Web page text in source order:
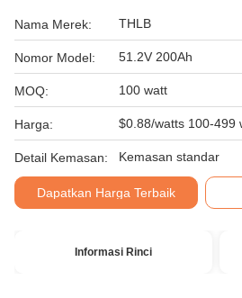
Nama Merek: THLB
Nomor Model: 51.2V 200Ah
MOQ: 100 watt
Harga: $0.88/watts 100-499
Detail Kemasan: Kemasan standar
Dapatkan Harga Terbaik
Informasi Rinci